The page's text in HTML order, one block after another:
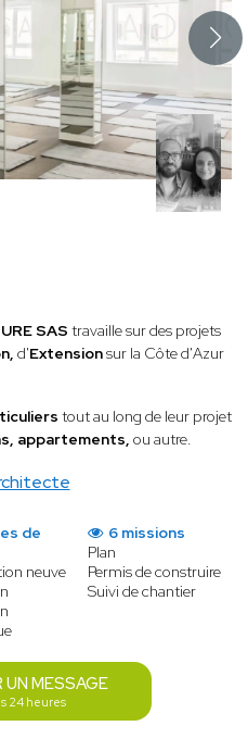
SAS travaille sur des projets
d'Extensionsur la Côte d'Azur
tout au long de leur projet
appartements, ou autre.
de
neuve
6 missions
Plan
Permis de construire
Suivi de chantier
UN MESSAGE
24 heures